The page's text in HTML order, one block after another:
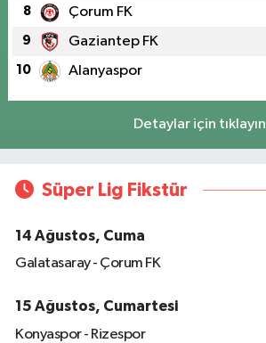
8 Çorum FK
9 Gaziantep FK
10 Alanyaspor
Detaylar için tıklayın
Süper Lig Fikstür
14 Ağustos, Cuma
Galatasaray - Çorum FK
15 Ağustos, Cumartesi
Konyaspor - Rizespor